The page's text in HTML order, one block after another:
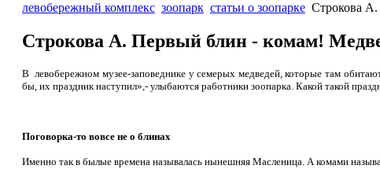
левобережный комплекс зоопарк статьи о зоопарке Строкова
Строкова А. Первый блин - комам!
В левобережном музее-заповеднике у семерых медведей, которые там
бы, их праздник наступил»,- улыбаются работники зоопарка. Какой такой
Поговорка-то вовсе не о блинах
Именно так в былые времена называлась нынешняя Масленица. А комами